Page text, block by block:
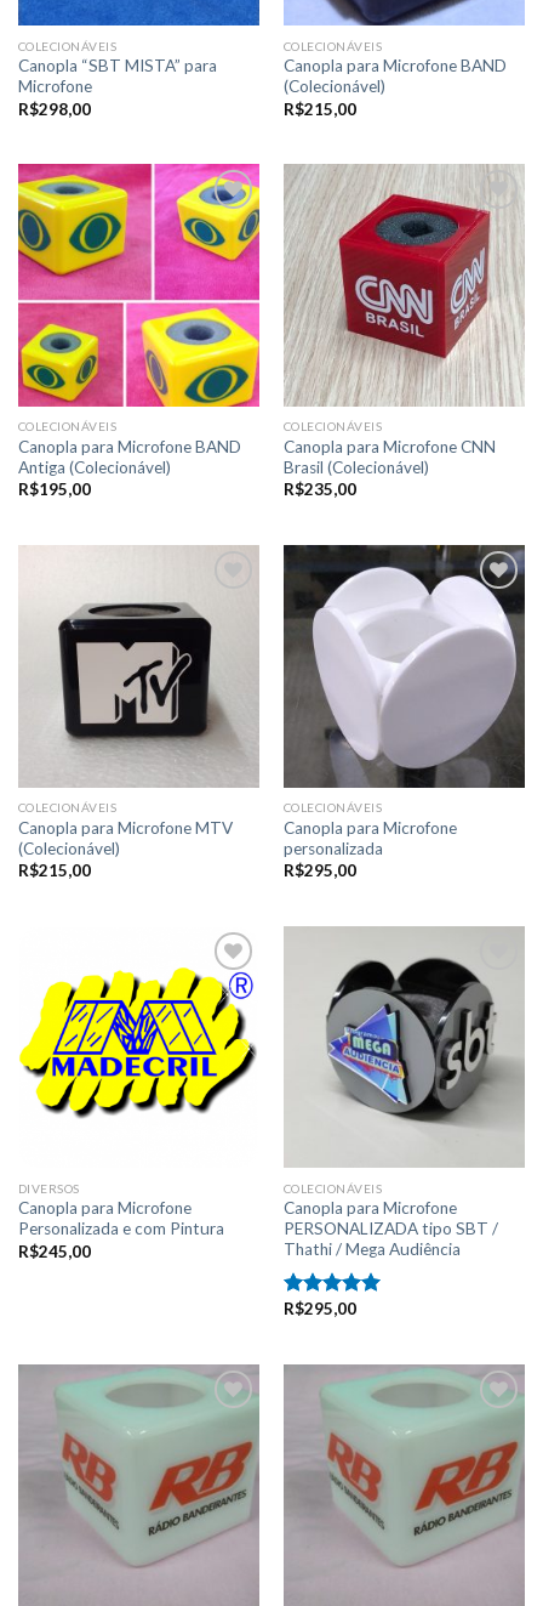
COLECIONÁVEIS
Canopla “SBT MISTA” para
Microfone
R$298,00
COLECIONÁVEIS
Canopla para Microfone BAND
(Colecionável)
R$215,00
Adicionar
a lista de
desejos
COLECIONÁVEIS
Canopla para Microfone BAND
Antiga (Colecionável)
R$195,00
Adicionar
a lista de
desejos
COLECIONÁVEIS
Canopla para Microfone CNN
Brasil (Colecionável)
R$235,00
Adicionar
a lista de
COLECIONÁVEIS
Canopla para Microfone MTV
(Colecionável)
R$215,00
Adicionar
COLECIONÁVEIS
Canopla para Microfone
personalizada
R$295,00
Adicionar
a lista de
desejos
DIVERSOS
Canopla para Microfone
Personalizada e com Pintura
R$245,00
Adicionar
a lista de
desejos
COLECIONÁVEIS
Canopla para Microfone
PERSONALIZADA tipo SBT /
Thathi / Mega Audiência
Avaliação
R$295,00
Adicionar
a lista de
desejos
Adicionar
a lista de
desejos